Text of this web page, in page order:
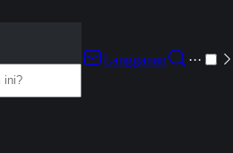
Langganan
···